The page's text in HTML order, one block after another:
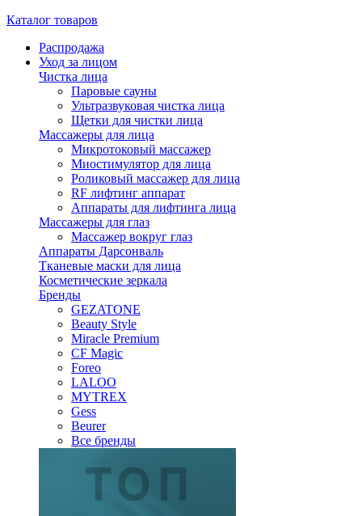
Каталог товаров
Распродажа
Уход за лицом
Чистка лица
Паровые сауны
Ультразвуковая чистка лица
Щетки для чистки лица
Массажеры для лица
Микротоковый массажер
Миостимулятор для лица
Роликовый массажер для лица
RF лифтинг аппарат
Аппараты для лифтинга лица
Массажеры для глаз
Массажер вокруг глаз
Аппараты Дарсонваль
Тканевые маски для лица
Косметические зеркала
Бренды
GEZATONE
Beauty Style
Miracle Premium
CF Magic
Foreo
LALOO
MYTREX
Gess
Beurer
Все бренды